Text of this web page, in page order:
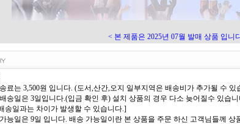
< 본 제품은 2025년 07월 발매 상품 입니
료는 3,500원 입니다. (도서,산간,오지 일부지역은 배송비가 추가될 수
송일은 3일입니다.(입금 확인 후) 설치 상품의 경우 다소 늦어질수 있습
송일과는 차이가 발생할 수 있습니다.]
능일은 9일 입니다. 배송 가능일이란 본 상품을 주문 하신 고객님들께